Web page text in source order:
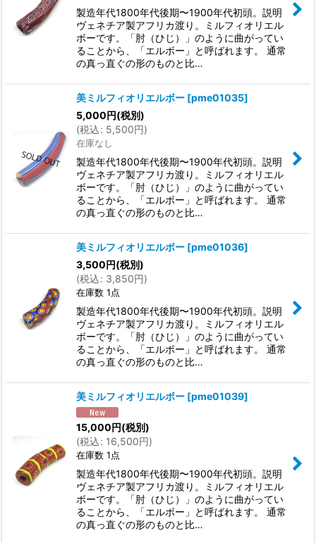
製造年代1800年代後期〜1900年代初頭。説明
ヴェネチア製アフリカ渡り。ミルフィオリエル
ボーです。「肘（ひじ）」のように曲がってい
ることから、「エルボー」と呼ばれます。 通常
の真っ直ぐの形のものと比…
美ミルフィオリエルボー [pme01035]
5,000円(税別)
(税込: 5,500円)
在庫なし
製造年代1800年代後期〜1900年代初頭。説明
ヴェネチア製アフリカ渡り。ミルフィオリエル
ボーです。「肘（ひじ）」のように曲がってい
ることから、「エルボー」と呼ばれます。 通常
の真っ直ぐの形のものと比…
美ミルフィオリエルボー [pme01036]
3,500円(税別)
(税込: 3,850円)
在庫数 1点
製造年代1800年代後期〜1900年代初頭。説明
ヴェネチア製アフリカ渡り。ミルフィオリエル
ボーです。「肘（ひじ）」のように曲がってい
ることから、「エルボー」と呼ばれます。 通常
の真っ直ぐの形のものと比…
美ミルフィオリエルボー [pme01039]
15,000円(税別)
(税込: 16,500円)
在庫数 1点
製造年代1800年代後期〜1900年代初頭。説明
ヴェネチア製アフリカ渡り。ミルフィオリエル
ボーです。「肘（ひじ）」のように曲がってい
ることから、「エルボー」と呼ばれます。 通常
の真っ直ぐの形のものと比…